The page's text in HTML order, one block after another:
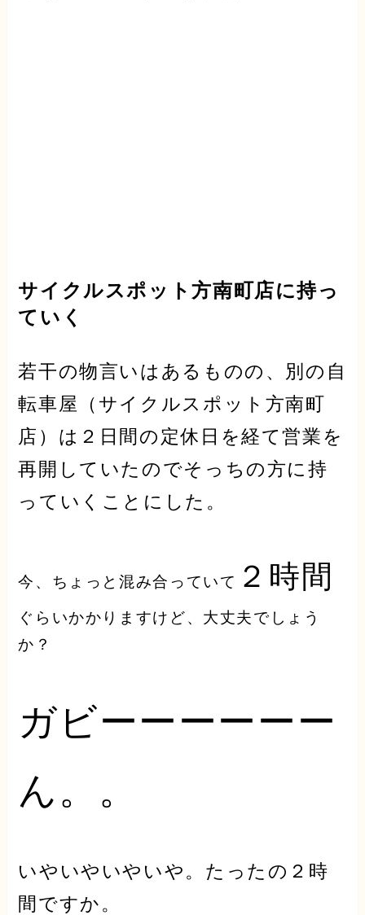
サイクルスポット方南町店に持っ
ていく
若干の物言いはあるものの 、別の自
転車屋（サイクルスポット方南町
店）は２日間の定休日を経て営業を
再開していた のでそっちの方に持
っていくことにした。
今、ちょっと混み合っていて ２時間
ぐらいかかりますけど、大丈夫でしょう
か？
ガビーーーーーー
ん。。
いやいやいやいや。たったの２時
間ですか。